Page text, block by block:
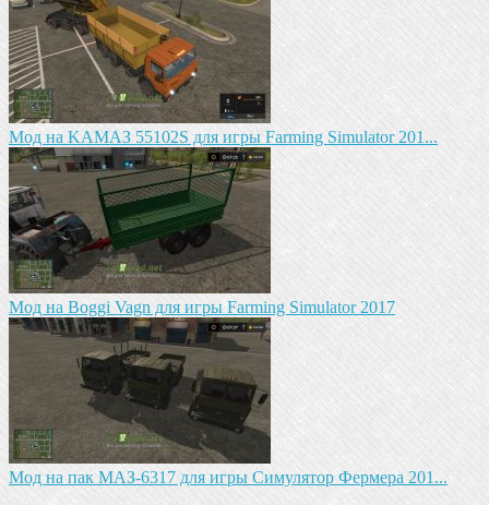
Mод на KAМАЗ 55102S для игры Farming Simulator 201...
Мод на Boggi Vagn для игры Farming Simulator 2017
Мод на пак МАЗ-6317 для игры Симулятор Фермера 201...